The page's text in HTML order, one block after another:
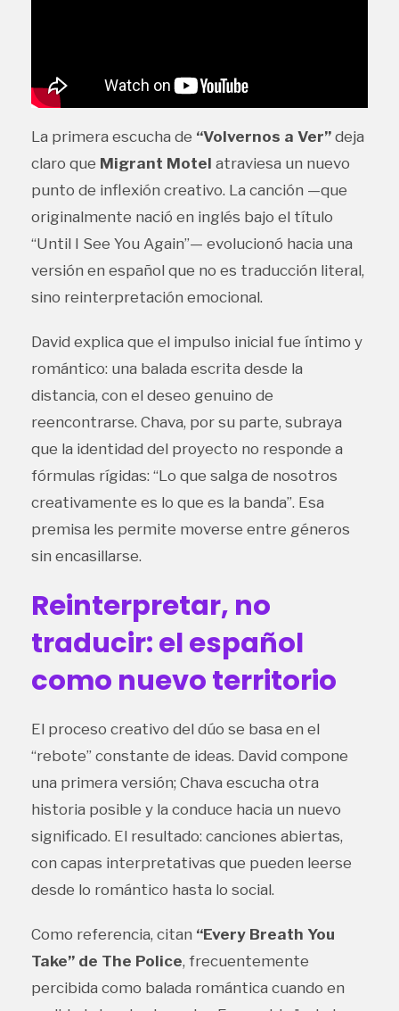
La primera escucha de “Volvernos a Ver” deja
claro que Migrant Motel atraviesa un nuevo
punto de inflexión creativo. La canción —que
originalmente nació en inglés bajo el título
“Until I See You Again”— evolucionó hacia una
versión en español que no es traducción literal,
sino reinterpretación emocional.
David explica que el impulso inicial fue íntimo y
romántico: una balada escrita desde la
distancia, con el deseo genuino de
reencontrarse. Chava, por su parte, subraya
que la identidad del proyecto no responde a
fórmulas rígidas: “Lo que salga de nosotros
creativamente es lo que es la banda”. Esa
premisa les permite moverse entre géneros
sin encasillarse.
Reinterpretar, no
traducir: el español
como nuevo territorio
El proceso creativo del dúo se basa en el
“rebote” constante de ideas. David compone
una primera versión; Chava escucha otra
historia posible y la conduce hacia un nuevo
significado. El resultado: canciones abiertas,
con capas interpretativas que pueden leerse
desde lo romántico hasta lo social.
Como referencia, citan “Every Breath You
Take” de The Police, frecuentemente
percibida como balada romántica cuando en